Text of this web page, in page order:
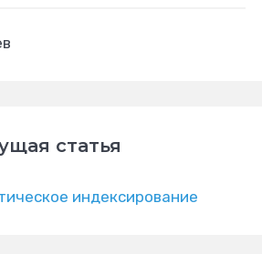
статья
индексирование